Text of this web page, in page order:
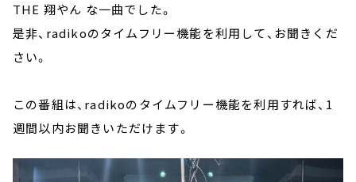
THE 翔やん な一曲でした。
是非、radikoのタイムフリー機能を利用して、お聞きくだ
さい。
この番組は、radikoのタイムフリー機能を利用すれば、1
週間以内お聞きいただけます。